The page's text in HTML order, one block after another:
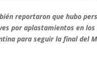
reportaron que hubo
por aplastamientos en los
para seguir la final del